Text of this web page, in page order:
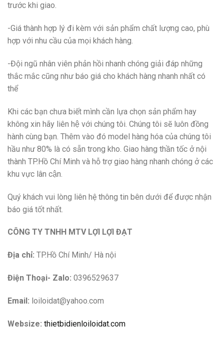
trước khi giao.
-Giá thành hợp lý đi kèm với sản phẩm chất lượng cao, phù
hợp với nhu cầu của mọi khách hàng.
-Đội ngũ nhân viên phản hồi nhanh chóng giải đáp những
thắc mắc cũng như báo giá cho khách hàng nhanh nhất có
thể
Khi các bạn chưa biết mình cần lựa chọn sản phẩm hay
không xin hãy liên hệ với chúng tôi. Chúng tôi sẽ luôn đồng
hành cùng bạn. Thêm vào đó model hàng hóa của chúng tôi
hầu như 80% là có sẵn trong kho. Giao hàng thần tốc ở nội
thành TP.Hồ Chí Minh và hỗ trợ giao hàng nhanh chóng ở các
khu vực lân cận.
Quý khách vui lòng liên hệ thông tin bên dưới để được nhận
báo giá tốt nhất.
CÔNG TY TNHH MTV LỢI LỢI ĐẠT
Địa chỉ: TP.Hồ Chí Minh/ Hà nội
Điện Thoại- Zalo: 0396529637
Email: loiloidat@yahoo.com
Websize: thietbidienloiloidat.com